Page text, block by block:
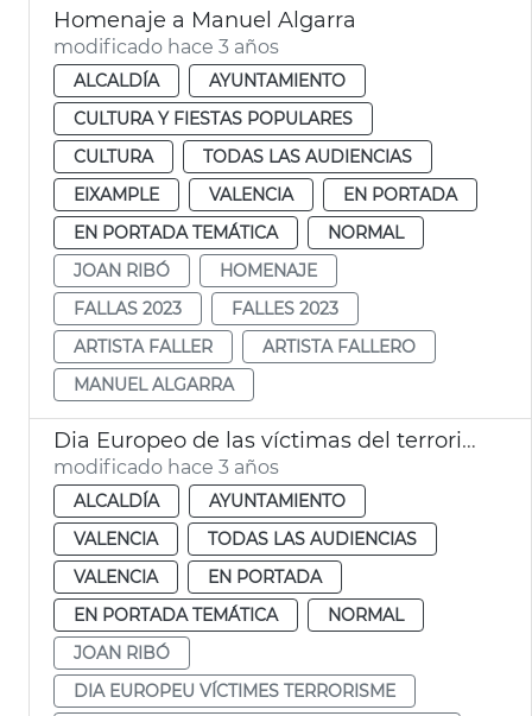
Homenaje a Manuel Algarra
modificado hace 3 años
ALCALDÍA
AYUNTAMIENTO
CULTURA Y FIESTAS POPULARES
CULTURA
TODAS LAS AUDIENCIAS
EIXAMPLE
VALENCIA
EN PORTADA
EN PORTADA TEMÁTICA
NORMAL
JOAN RIBÓ
HOMENAJE
FALLAS 2023
FALLES 2023
ARTISTA FALLER
ARTISTA FALLERO
MANUEL ALGARRA
Dia Europeo de las víctimas del terrorismo
modificado hace 3 años
ALCALDÍA
AYUNTAMIENTO
VALENCIA
TODAS LAS AUDIENCIAS
VALENCIA
EN PORTADA
EN PORTADA TEMÁTICA
NORMAL
JOAN RIBÓ
DIA EUROPEU VÍCTIMES TERRORISME